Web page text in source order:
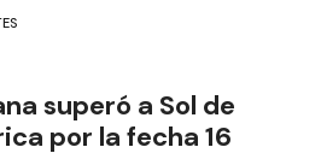
superó a Sol de
por la fecha 16